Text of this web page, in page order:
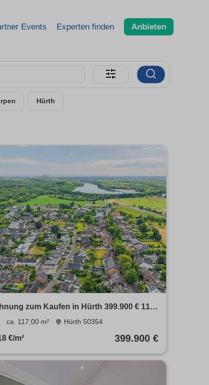
Events Experten finden Anbieten
Hürth
zum Kaufen in Hürth 399.900 € 117
ca. 117,00 m² Hürth 50354
€/m² 399.900 €